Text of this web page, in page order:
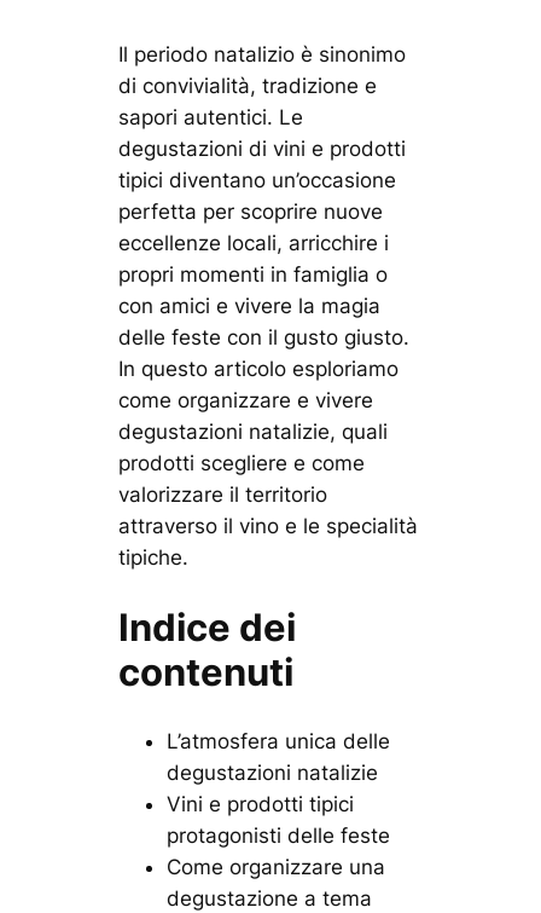
Il periodo natalizio è sinonimo
di convivialità, tradizione e
sapori autentici. Le
degustazioni di vini e prodotti
tipici diventano un’occasione
perfetta per scoprire nuove
eccellenze locali, arricchire i
propri momenti in famiglia o
con amici e vivere la magia
delle feste con il gusto giusto.
In questo articolo esploriamo
come organizzare e vivere
degustazioni natalizie, quali
prodotti scegliere e come
valorizzare il territorio
attraverso il vino e le specialità
tipiche.
Indice dei
contenuti
L’atmosfera unica delle
degustazioni natalizie
Vini e prodotti tipici
protagonisti delle feste
Come organizzare una
degustazione a tema